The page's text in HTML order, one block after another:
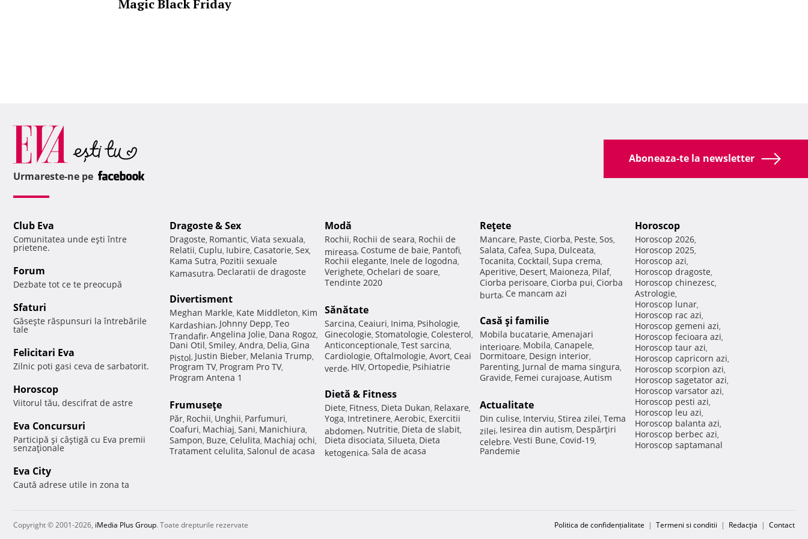
Magic Black Friday
Aboneaza-te la newsletter
Urmareste-ne pe
Club Eva
Comunitatea unde eşti între
prietene.
Forum
Dezbate tot ce te preocupă
Sfaturi
Găseşte răspunsuri la întrebările
tale
Felicitari Eva
Zilnic poti gasi ceva de sarbatorit.
Horoscop
Viitorul tău, descifrat de astre
Eva Concursuri
Participă şi câştigă cu Eva premii
senzaţionale
Eva City
Caută adrese utile in zona ta
Dragoste & Sex
Dragoste, Romantic, Viata sexuala,
Relatii, Cuplu, Iubire, Casatorie, Sex,
Kama Sutra, Pozitii sexuale
Kamasutra, Declaratii de dragoste
Divertisment
Meghan Markle, Kate Middleton, Kim
Kardashian, Johnny Depp, Teo
Trandafir, Angelina Jolie, Dana Rogoz,
Dani Otil, Smiley, Andra, Delia, Gina
Pistol, Justin Bieber, Melania Trump,
Program TV, Program Pro TV,
Program Antena 1
Frumuseţe
Păr, Rochii, Unghii, Parfumuri,
Coafuri, Machiaj, Sani, Manichiura,
Sampon, Buze, Celulita, Machiaj ochi,
Tratament celulita, Salonul de acasa
Modă
Rochii, Rochii de seara, Rochii de
mireasa, Costume de baie, Pantofi,
Rochii elegante, Inele de logodna,
Verighete, Ochelari de soare,
Tendinte 2020
Sănătate
Sarcina, Ceaiuri, Inima, Psihologie,
Ginecologie, Stomatologie, Colesterol,
Anticonceptionale, Test sarcina,
Cardiologie, Oftalmologie, Avort, Ceai
verde, HIV, Ortopedie, Psihiatrie
Dietă & Fitness
Diete, Fitness, Dieta Dukan, Relaxare,
Yoga, Intretinere, Aerobic, Exercitii
abdomen, Nutritie, Dieta de slabit,
Dieta disociata, Silueta, Dieta
ketogenica, Sala de acasa
Reţete
Mancare, Paste, Ciorba, Peste, Sos,
Salata, Cafea, Supa, Dulceata,
Tocanita, Cocktail, Supa crema,
Aperitive, Desert, Maioneza, Pilaf,
Ciorba perisoare, Ciorba pui, Ciorba
burta, Ce mancam azi
Casă şi familie
Mobila bucatarie, Amenajari
interioare, Mobila, Canapele,
Dormitoare, Design interior,
Parenting, Jurnal de mama singura,
Gravide, Femei curajoase, Autism
Actualitate
Din culise, Interviu, Stirea zilei, Tema
zilei, Iesirea din autism, Despărţiri
celebre, Vesti Bune, Covid-19,
Pandemie
Horoscop
Horoscop 2026,
Horoscop 2025,
Horoscop azi,
Horoscop dragoste,
Horoscop chinezesc,
Astrologie,
Horoscop lunar,
Horoscop rac azi,
Horoscop gemeni azi,
Horoscop fecioara azi,
Horoscop taur azi,
Horoscop capricorn azi,
Horoscop scorpion azi,
Horoscop sagetator azi,
Horoscop varsator azi,
Horoscop pesti azi,
Horoscop leu azi,
Horoscop balanta azi,
Horoscop berbec azi,
Horoscop saptamanal
Copyright © 2001-2026, iMedia Plus Group. Toate drepturile rezervate Politica de confidențialitate | Termeni si conditii | Redacţia | Contact